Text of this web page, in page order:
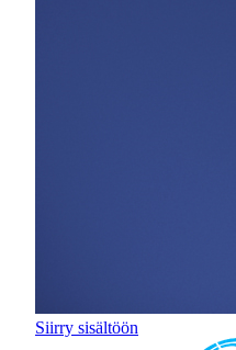
Siirry sisältöön